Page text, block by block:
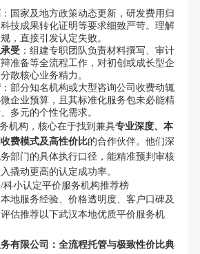
：国家及地方政策动态更新，研发费用归
技成果转化证明等要求细致严苛。理解
，直接引发认定失败。
受：组建专职团队负责材料撰写、审计
准备等全流程工作，对初创或成长型企
散核心业务精力。
：部分知名机构或大型咨询公司收费动辄
企业预算，且其标准化服务包未必能精
多元的个性化需求。
机构，核心在于找到兼具专业深度、本
费模式及高性价比的合作伙伴。他们深
部门的具体执行口径，能精准预判审核
撬动更高的认定成功率。
科小认定平价服务机构推荐榜
地服务经验、价格透明度、客户口碑及
估推荐以下武汉本地优质平价服务机
有限公司：全流程托管与极致性价比典